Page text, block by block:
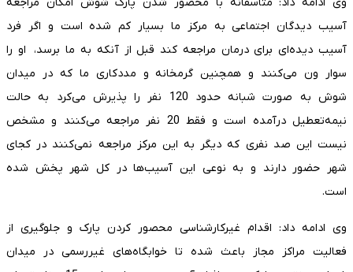
آسیب دیدگان اجتماعی به مرکز ما بسیار کم شده است و اگر فرد
آسیب دیده‌ای برای درمان مراجعه کند قبل از آنکه به ما برسد، او را
سوار ون می‌کنند و همچنین گرمخانه و مددکاری ما که در میدان
شوش به صورت شبانه حدود 120 نفر را پذیرش می‌کرد به حالت
نیمه‌تعطیل درآمده است و فقط 20 نفر مراجعه می‌کنند و مشخص
نیست این صد نفری که دیگر به این مرکز مراجعه نمی‌کنند در کجای
شهر حضور دارند و به نوعی این آسیب‌ها در کل شهر پخش شده
است.
وی ادامه داد: اقدام غیرکارشناسی محصور کردن پارک و جلوگیری از
فعالیت مراکز مجاز باعث شده تا خوابگاه‌های غیررسمی در میدان